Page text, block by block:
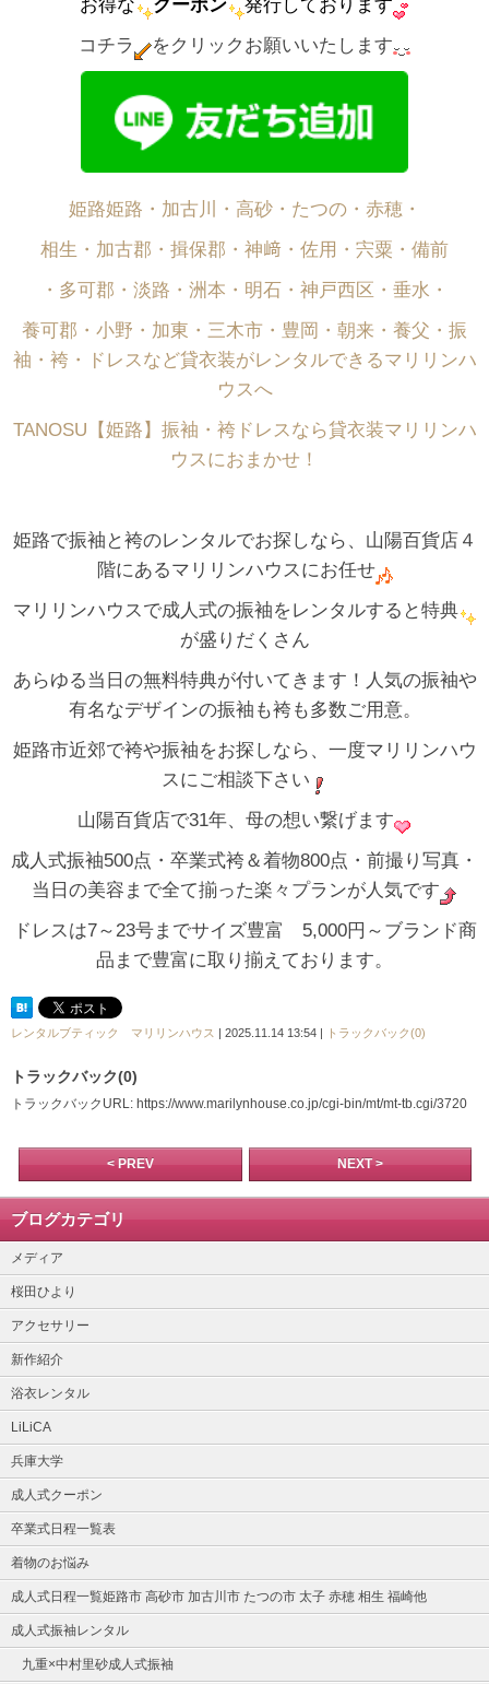
お得な クーポン
発行しております
コチラ
をクリックお願いいたします
姫路姫路・加古川・高砂・たつの・赤穂・
相生・加古郡・揖保郡・神﨑・佐用・宍粟・備前
・多可郡・淡路・洲本・明石・神戸西区・垂水・
養可郡・小野・加東・三木市・豊岡・朝来・養父・振
袖・袴・ドレスなど貸衣装がレンタルできるマリリンハ
ウスへ
TANOSU【姫路】振袖・袴ドレスなら貸衣装マリリンハ
ウスにおまかせ！
姫路で振袖と袴のレンタルでお探しなら、山陽百貨店４
階にあるマリリンハウスにお任せ
マリリンハウスで成人式の振袖をレンタルすると特典
が盛りだくさん
あらゆる当日の無料特典が付いてきます！人気の振袖や
有名なデザインの振袖も袴も多数ご用意。
姫路市近郊で袴や振袖をお探しなら、一度マリリンハウ
スにご相談下さい
山陽百貨店で31年、母の想い繋げます
成人式振袖500点・卒業式袴＆着物800点・前撮り写真・
当日の美容まで全て揃った楽々プランが人気です
ドレスは7～23号までサイズ豊富 5,000円～ブランド商
品まで豊富に取り揃えております。
レンタルブティック マリリンハウス | 2025.11.14 13:54 | トラックバック(0)
トラックバック(0)
トラックバックURL: https://www.marilynhouse.co.jp/cgi-bin/mt/mt-tb.cgi/3720
< PREV NEXT >
ブログカテゴリ
メディア
桜田ひより
アクセサリー
新作紹介
浴衣レンタル
LiLiCA
兵庫大学
成人式クーポン
卒業式日程一覧表
着物のお悩み
成人式日程一覧姫路市 高砂市 加古川市 たつの市 太子 赤穂 相生 福崎他
成人式振袖レンタル
九重×中村里砂成人式振袖